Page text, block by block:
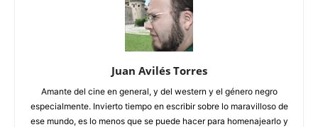
Juan Avilés Torres
Amante del cine en general, y del western y el género negro
especialmente. Invierto tiempo en escribir sobre lo maravilloso de
ese mundo, es lo menos que se puede hacer para homenajearlo y